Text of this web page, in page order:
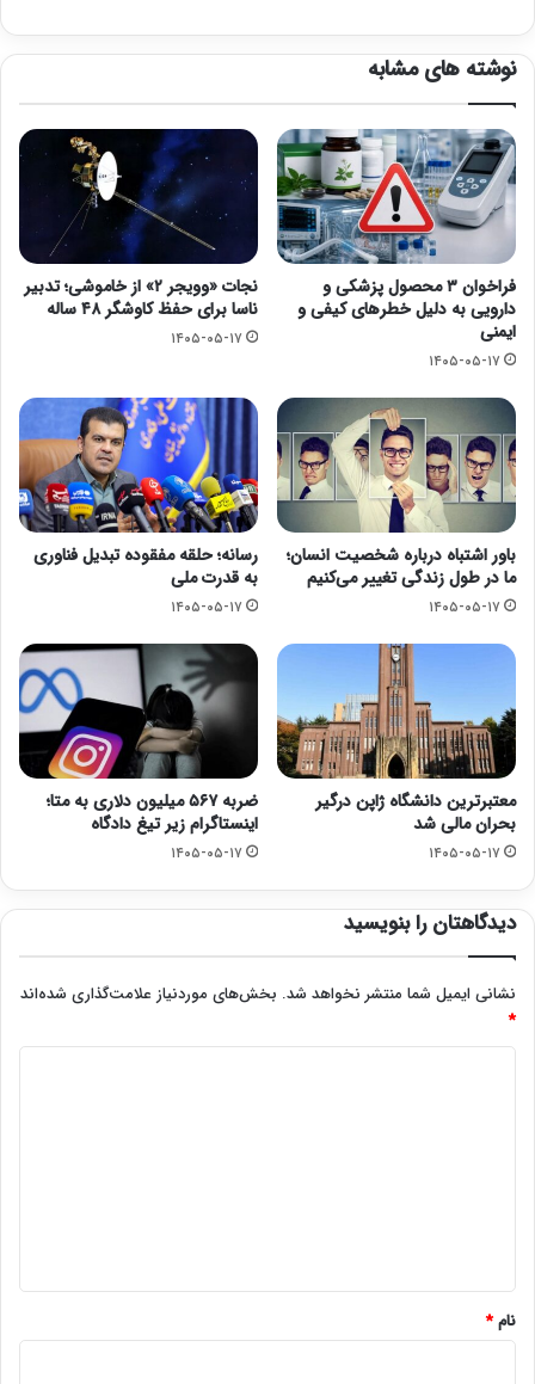
نوشته های مشابه
فراخوان ۳ محصول پزشکی و
دارویی به دلیل خطرهای کیفی و
ایمنی
۱۴۰۵-۰۵-۱۷
نجات «وویجر ۲» از خاموشی؛ تدبیر
ناسا برای حفظ کاوشگر ۴۸ ساله
۱۴۰۵-۰۵-۱۷
باور اشتباه درباره شخصیت انسان؛
ما در طول زندگی تغییر می‌کنیم
۱۴۰۵-۰۵-۱۷
رسانه؛ حلقه مفقوده تبدیل فناوری
به قدرت ملی
۱۴۰۵-۰۵-۱۷
معتبرترین دانشگاه ژاپن درگیر
بحران مالی شد
۱۴۰۵-۰۵-۱۷
ضربه ۵۶۷ میلیون دلاری به متا؛
اینستاگرام زیر تیغ دادگاه
۱۴۰۵-۰۵-۱۷
دیدگاهتان را بنویسید
نشانی ایمیل شما منتشر نخواهد شد. بخش‌های موردنیاز علامت‌گذاری شده‌اند
*
نام*